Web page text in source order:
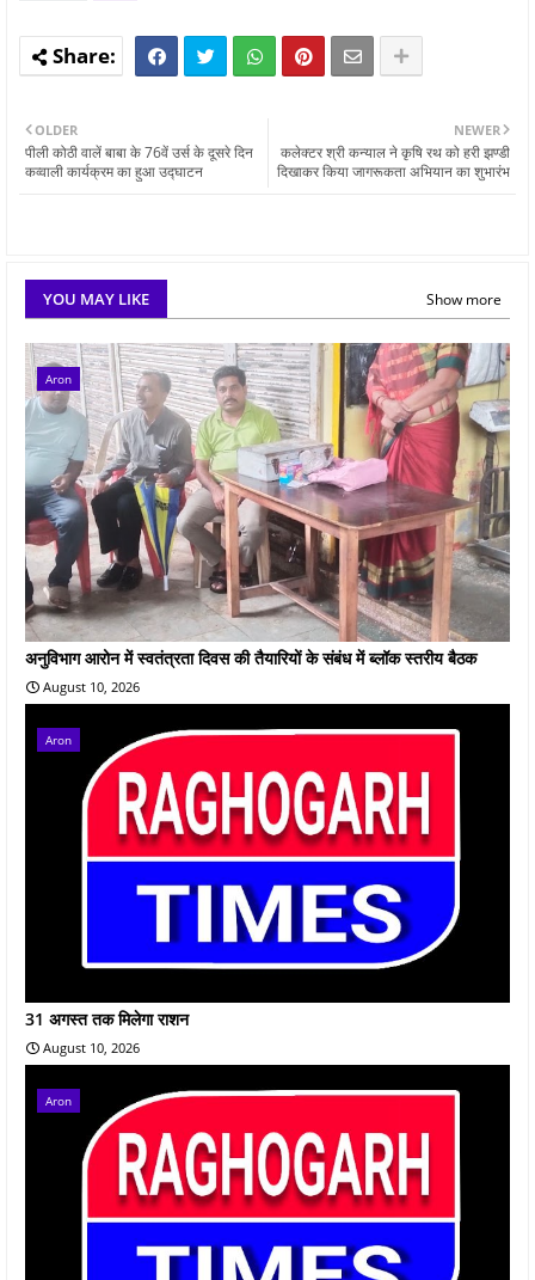
NEWER
कलेक्‍टर श्री कन्‍याल ने कृषि रथ को हरी झण्डी
दिखाकर किया जागरूकता अभियान का शुभारंभ
OLDER
पीली कोठी वालें बाबा के 76वें उर्स के दूसरे दिन
कव्वाली कार्यक्रम का हुआ उद्घाटन
YOU MAY LIKE Show more
Aron
अनुविभाग आरोन में स्वतंत्रता दिवस की तैयारियों के संबंध में ब्लॉक स्तरीय बैठक
August 10, 2026
Aron
31 अगस्त तक मिलेगा राशन
August 10, 2026
Aron